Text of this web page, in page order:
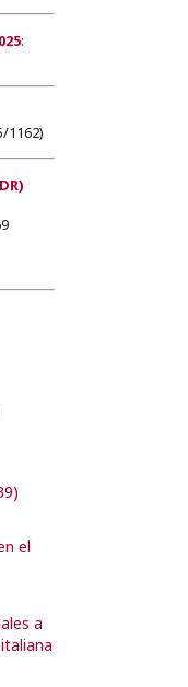
:
1162)
el
a